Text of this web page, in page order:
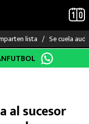
lista Se cuela
al sucesor